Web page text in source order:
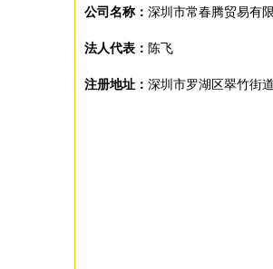
公司名称： 深圳市常春腾贸易有
法人代表： 陈飞
注册地址： 深圳市罗湖区翠竹街